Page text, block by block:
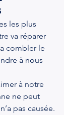
les plus
va réparer
combler le
à nous
à notre
ne peut
pas causée.